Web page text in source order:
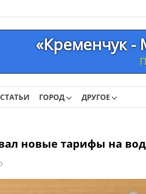
«Кременчук -
СТАТЬИ ГОРОД ДРУГОЕ
новые тарифы на